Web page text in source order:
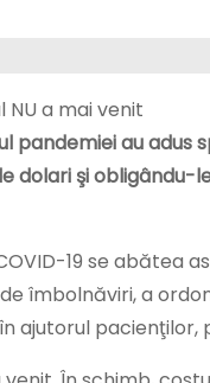
pandemiei au
dolari şi obligându-
19 se abătea
îmbolnăviri, a
ajutorul pacienţilor,